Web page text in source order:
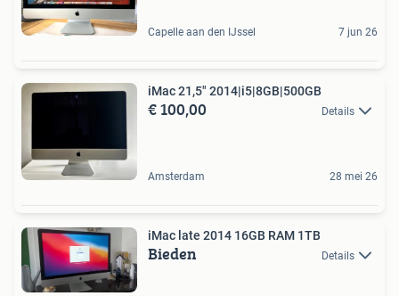
Capelle aan den IJssel 7 jun 26
iMac 21,5" 2014|i5|8GB|500GB
€ 100,00 Details
Amsterdam 28 mei 26
iMac late 2014 16GB RAM 1TB
Bieden Details